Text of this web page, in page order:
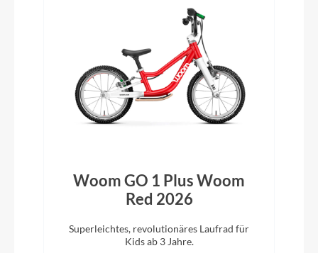
Woom GO 1 Plus Woom
Red 2026
Superleichtes, revolutionäres Laufrad für
Kids ab 3 Jahre.